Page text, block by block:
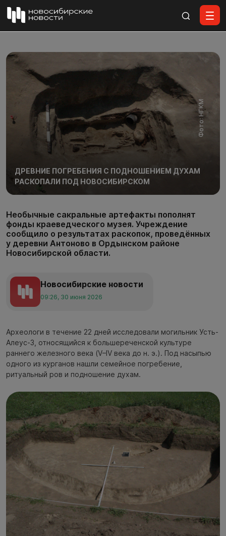
Фото: НГКМ
ДРЕВНИЕ ПОГРЕБЕНИЯ С ПОДНОШЕНИЕМ ДУХАМ
РАСКОПАЛИ ПОД НОВОСИБИРСКОМ
Необычные сакральные артефакты пополнят
фонды краеведческого музея. Учреждение
сообщило о результатах раскопок, проведённых
у деревни Антоново в Ордынском районе
Новосибирской области.
Новосибирские новости
09:26, 30 июня 2026
Археологи в течение 22 дней исследовали могильник Усть-
Алеус-3, относящийся к большереченской культуре
раннего железного века (V–IV века до н. э.). Под насыпью
одного из курганов нашли семейное погребение,
ритуальный ров и подношение духам.